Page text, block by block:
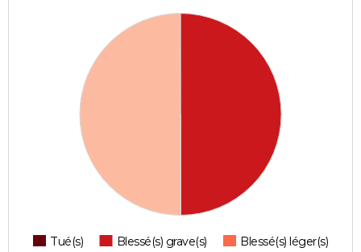
Tué(s) Blessé(s) grave(s)
Blessé(s) léger(s)